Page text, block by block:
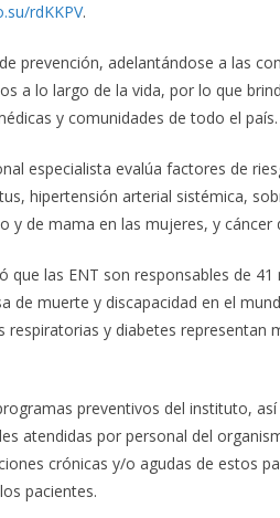
rdKKPV.
prevención, adelantándose a las
a lo largo de la vida, por lo que
y comunidades de todo el país.
especialista evalúa factores de
hipertensión arterial sistémica,
y de mama en las mujeres, y
que las ENT son responsables de
de muerte y discapacidad en el
respiratorias y diabetes representan
preventivos del instituto,
atendidas por personal del
crónicas y/o agudas de estos
pacientes.